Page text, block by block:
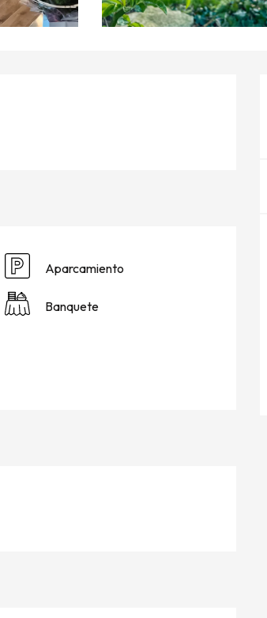
Aparcamiento
Banquete